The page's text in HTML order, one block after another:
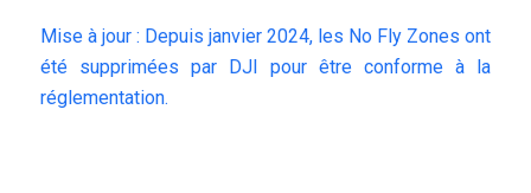
Mise à jour : Depuis janvier 2024, les No Fly Zones ont
été supprimées par DJI pour être conforme à la
réglementation.